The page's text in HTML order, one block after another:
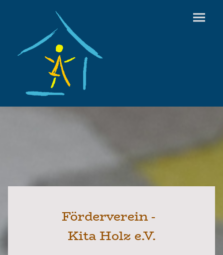
Förderverein -
Kita Holz e.V.